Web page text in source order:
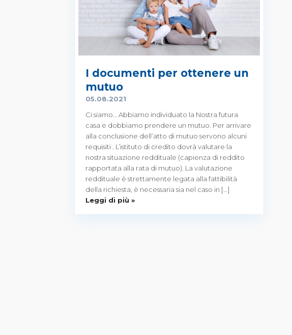
I documenti per ottenere un
mutuo
05.08.2021
Ci siamo… Abbiamo individuato la Nostra futura
casa e dobbiamo prendere un mutuo. Per arrivare
alla conclusione dell’atto di mutuo servono alcuni
requisiti . L’istituto di credito dovrà valutare la
nostra situazione reddituale (capienza di reddito
rapportata alla rata di mutuo). La valutazione
reddituale è strettamente legata alla fattibilità
della richiesta, è necessaria sia nel caso in […]
Leggi di più »